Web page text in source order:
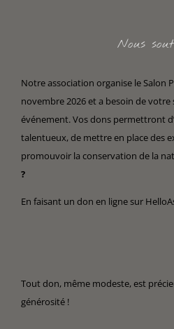
Nous
Notre association organise le Salon
novembre 2026 et a besoin de
événement. Vos dons permettront
talentueux, de mettre en place des
promouvoir la conservation de la
?
En faisant un don en ligne sur
Tout don, même modeste, est
générosité !